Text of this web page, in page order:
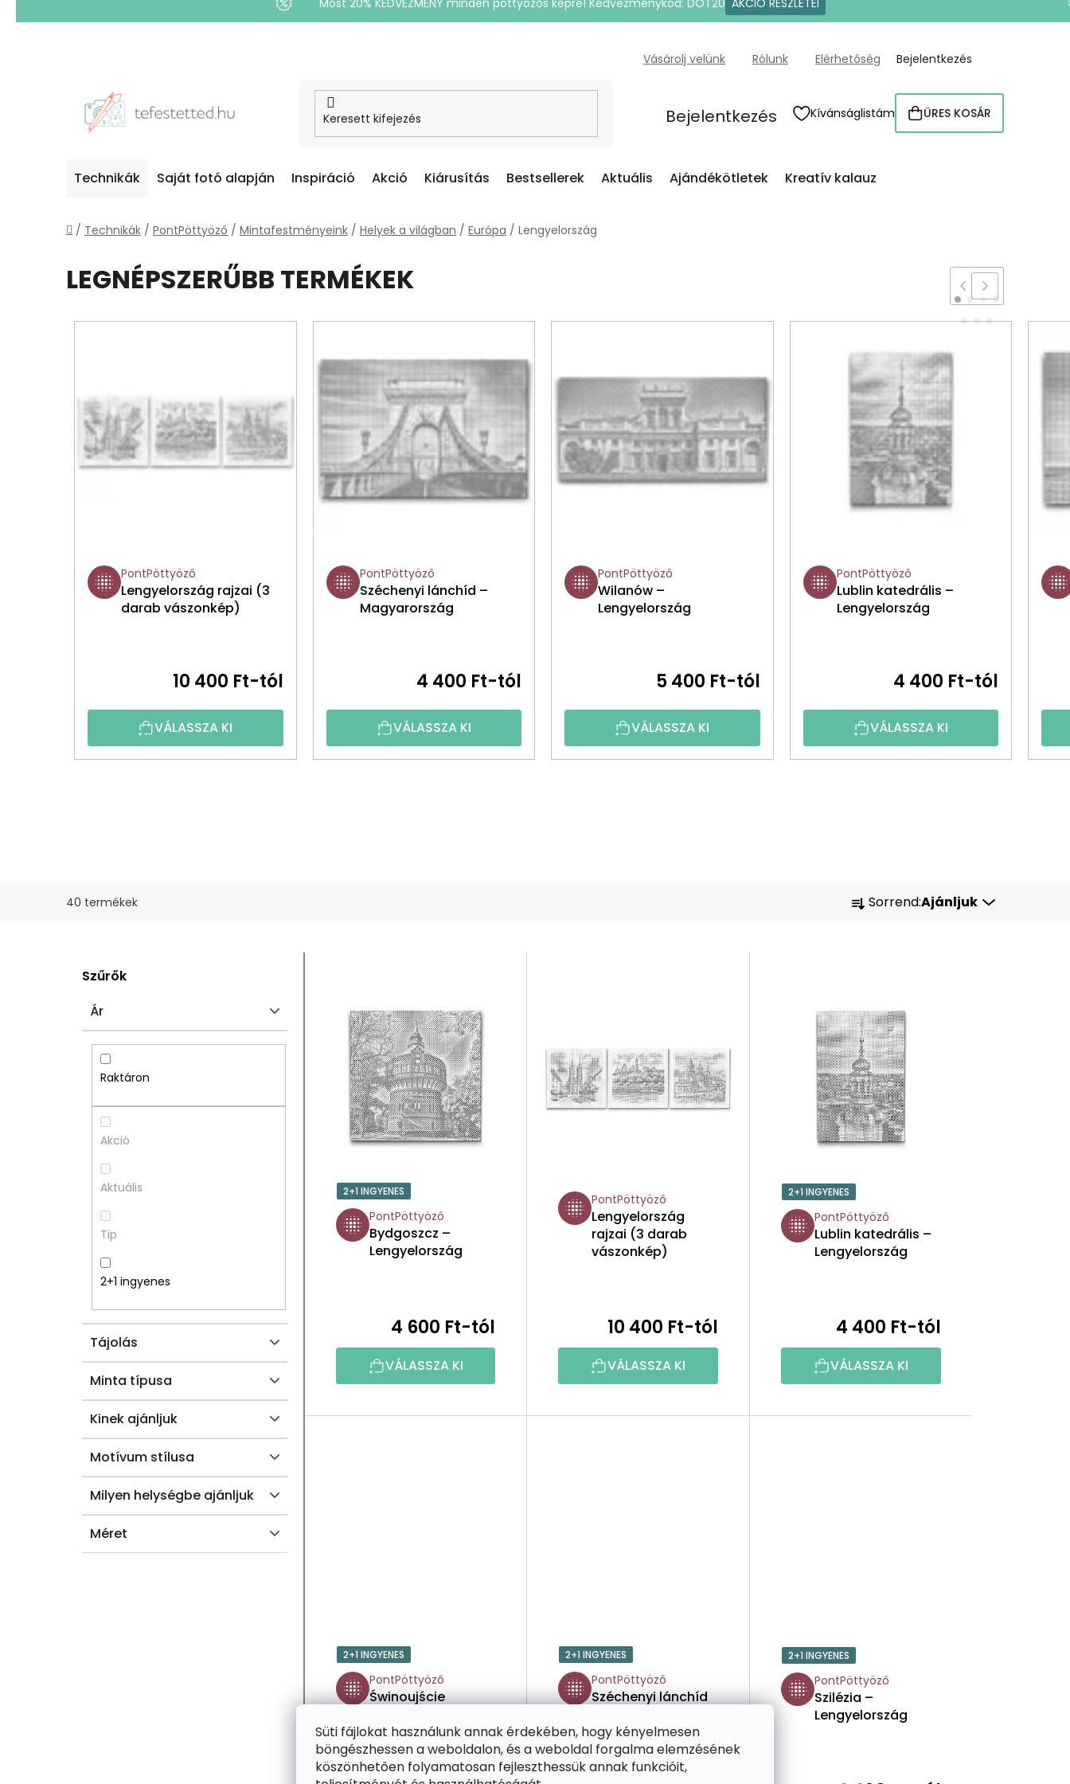
Süti fájlokat használunk annak érdekében, hogy kényelmesen
böngészhessen a weboldalon, és a weboldal forgalma elemzésének
köszönhetően folyamatosan fejleszthessük annak funkcióit,
Most 20% KEDVEZMÉNY minden pöttyözős képre! Kedvezménykód: DOT20 AKCIÓ RÉSZLETEI
Vásárolj velünk Rólunk Elérhetőség Bejelentkezés
Bejelentkezés Kívánságlistám KOSÁR
ÜRES KOSÁR
Technikák Saját fotó alapján Inspiráció Akció Kiárusítás Bestsellerek Aktuális Ajándékötletek Kreatív kalauz
Kezdőlap
/ Technikák / PontPöttyöző / Mintafestményeink / Helyek a világban / Európa / Lengyelország
LEGNÉPSZERŰBB TERMÉKEK
PontPöttyöző
Lengyelország rajzai (3
darab vászonkép)
10 400 Ft-tól
VÁLASSZA KI
PontPöttyöző
Széchenyi lánchíd –
Magyarország
4 400 Ft-tól
VÁLASSZA KI
PontPöttyöző
Wilanów –
Lengyelország
5 400 Ft-tól
VÁLASSZA KI
PontPöttyöző
Lublin katedrális –
Lengyelország
4 400 Ft-tól
VÁLASSZA KI
40 termékek
T
M
É
K
E
K
R
E
N
E
Z
É
S
Sorrend:Ajánljuk
O
D
Szűrők
Ár
Raktáron
Akció
Aktuális
Tip
2+1 ingyenes
Tájolás
Minta típusa
Kinek ajánljuk
Motívum stílusa
Milyen helységbe ajánljuk
Méret
J
2+1 INGYENES
PontPöttyöző
Bydgoszcz –
Lengyelország
4 600 Ft-tól
VÁLASSZA KI
PontPöttyöző
Lengyelország
rajzai (3 darab
vászonkép)
10 400 Ft-tól
VÁLASSZA KI
2+1 INGYENES
PontPöttyöző
Lublin katedrális –
Lengyelország
4 400 Ft-tól
VÁLASSZA KI
2+1 INGYENES
PontPöttyöző
Świnoujście
Lengyelország
2+1 INGYENES
PontPöttyöző
Széchenyi lánchíd
2+1 INGYENES
PontPöttyöző
Szilézia –
Lengyelország